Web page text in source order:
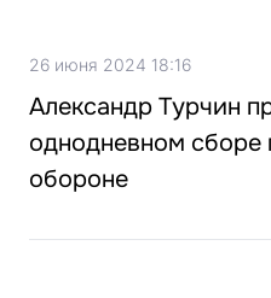
26 июня 2024 18:16
Александр Турчин
однодневном сборе
обороне